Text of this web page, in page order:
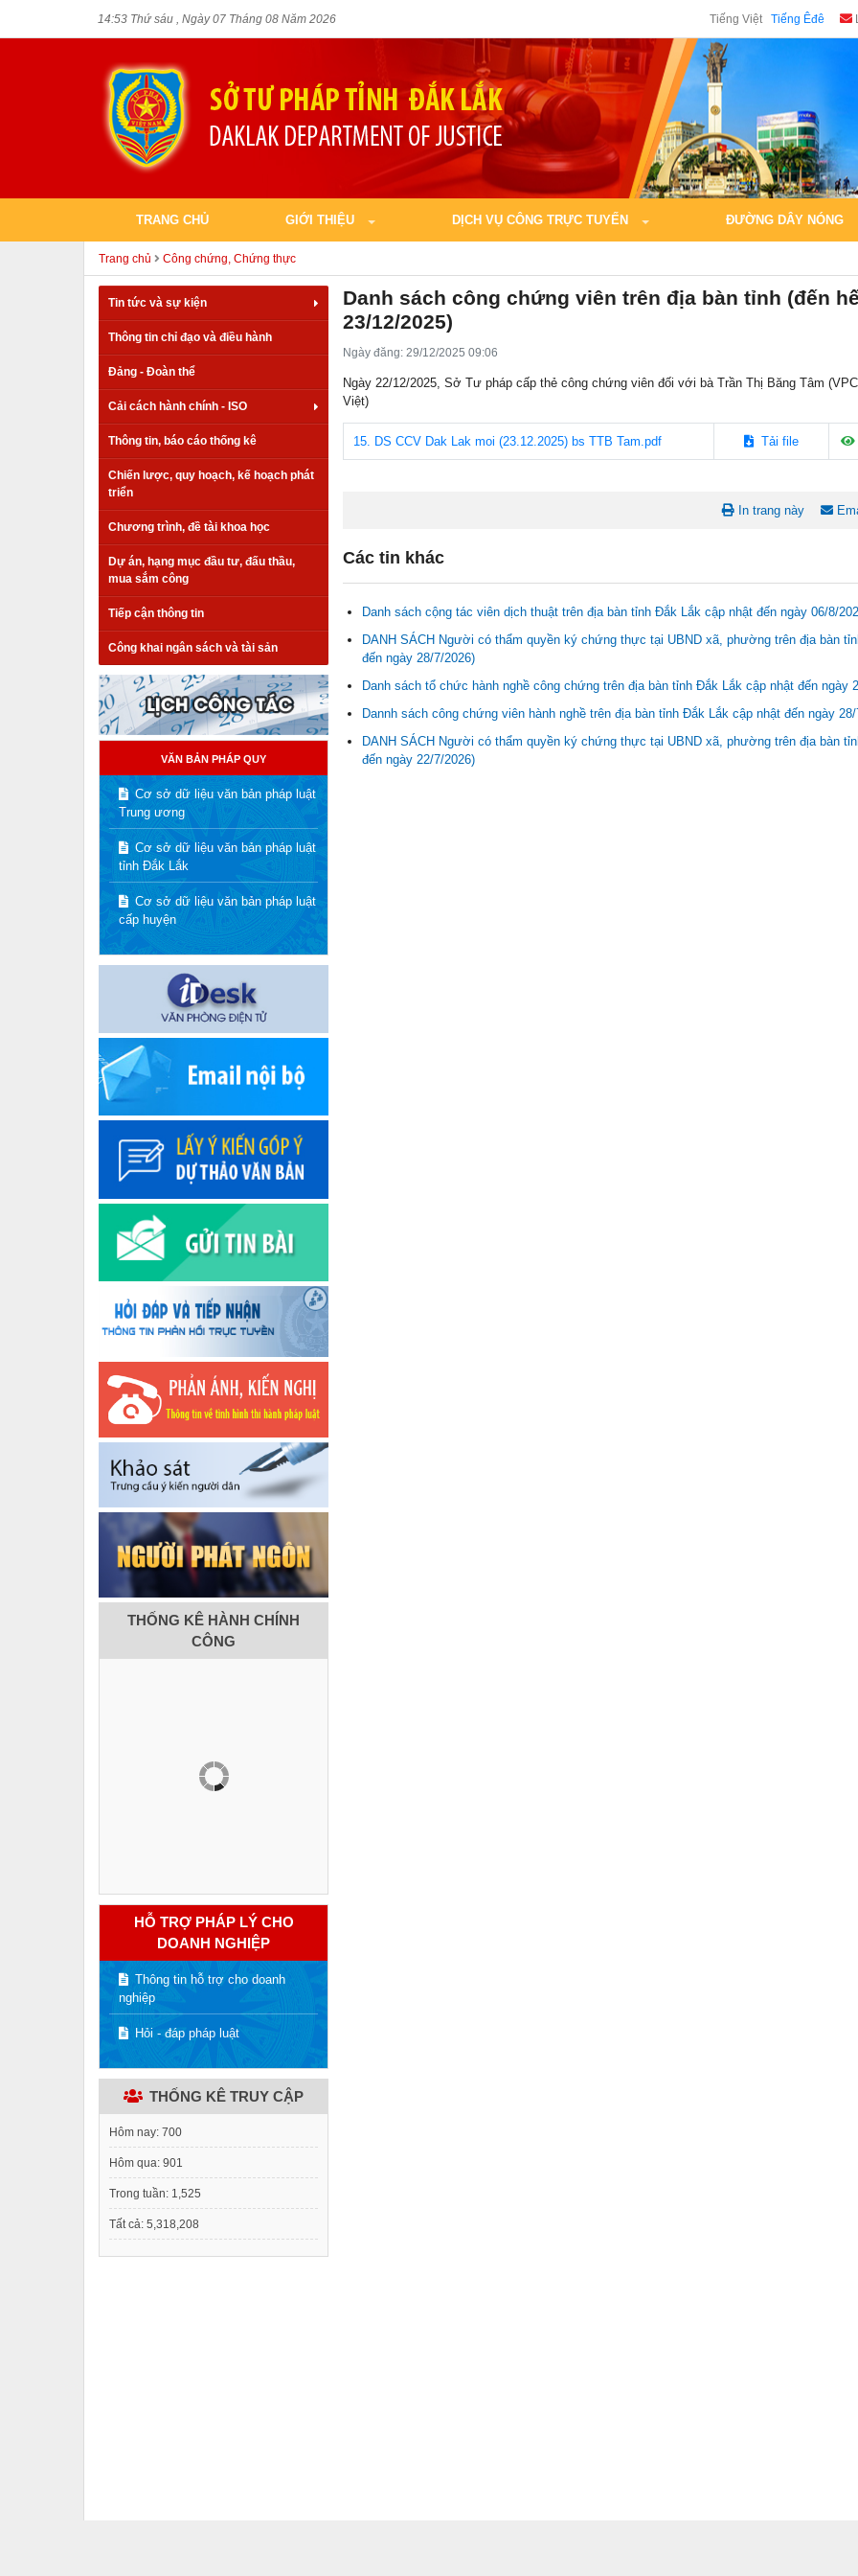
14:53 Thứ sáu , Ngày 07 Tháng 08 Năm 2026 Tiếng Việt Tiếng Êđê
TRANG CHỦ GIỚI THIỆU DỊCH VỤ CÔNG TRỰC TUYẾN ĐƯỜNG DÂY NÓNG
Trang chủ Công chứng, Chứng thực
Tin tức và sự kiện
Thông tin chỉ đạo và điều hành
Đảng - Đoàn thể
Cải cách hành chính - ISO
Thông tin, báo cáo thống kê
Chiến lược, quy hoạch, kế hoạch phát
triển
Chương trình, đề tài khoa học
Dự án, hạng mục đầu tư, đấu thầu,
mua sắm công
Tiếp cận thông tin
Công khai ngân sách và tài sản
VĂN BẢN PHÁP QUY
Cơ sở dữ liệu văn bản pháp luật
Trung ương
Cơ sở dữ liệu văn bản pháp luật
tỉnh Đắk Lắk
Cơ sở dữ liệu văn bản pháp luật
cấp huyện
THỐNG KÊ HÀNH CHÍNH
CÔNG
HỖ TRỢ PHÁP LÝ CHO
DOANH NGHIỆP
Thông tin hỗ trợ cho doanh
nghiệp
Hỏi - đáp pháp luật
THỐNG KÊ TRUY CẬP
Hôm nay: 700
Hôm qua: 901
Trong tuần: 1,525
Tất cả: 5,318,208
Danh sách công chứng viên trên địa bàn tỉnh (đến
23/12/2025)
Ngày đăng: 29/12/2025 09:06
Ngày 22/12/2025, Sở Tư pháp cấp thẻ công chứng viên đối với bà Trần Thị Băng Tâm
Việt)
15. DS CCV Dak Lak moi (23.12.2025) bs TTB Tam.pdf Tải file
In trang này
Các tin khác
Danh sách cộng tác viên dịch thuật trên địa bàn tỉnh Đắk Lắk cập nhật đến ngày 06/8/
DANH SÁCH Người có thẩm quyền ký chứng thực tại UBND xã, phường trên địa bàn
đến ngày 28/7/2026)
Danh sách tổ chức hành nghề công chứng trên địa bàn tỉnh Đắk Lắk cập nhật đến ngày
Dannh sách công chứng viên hành nghề trên địa bàn tỉnh Đắk Lắk cập nhật đến ngày
DANH SÁCH Người có thẩm quyền ký chứng thực tại UBND xã, phường trên địa bàn
đến ngày 22/7/2026)